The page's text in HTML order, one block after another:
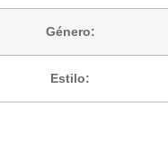
Género:
Estilo: